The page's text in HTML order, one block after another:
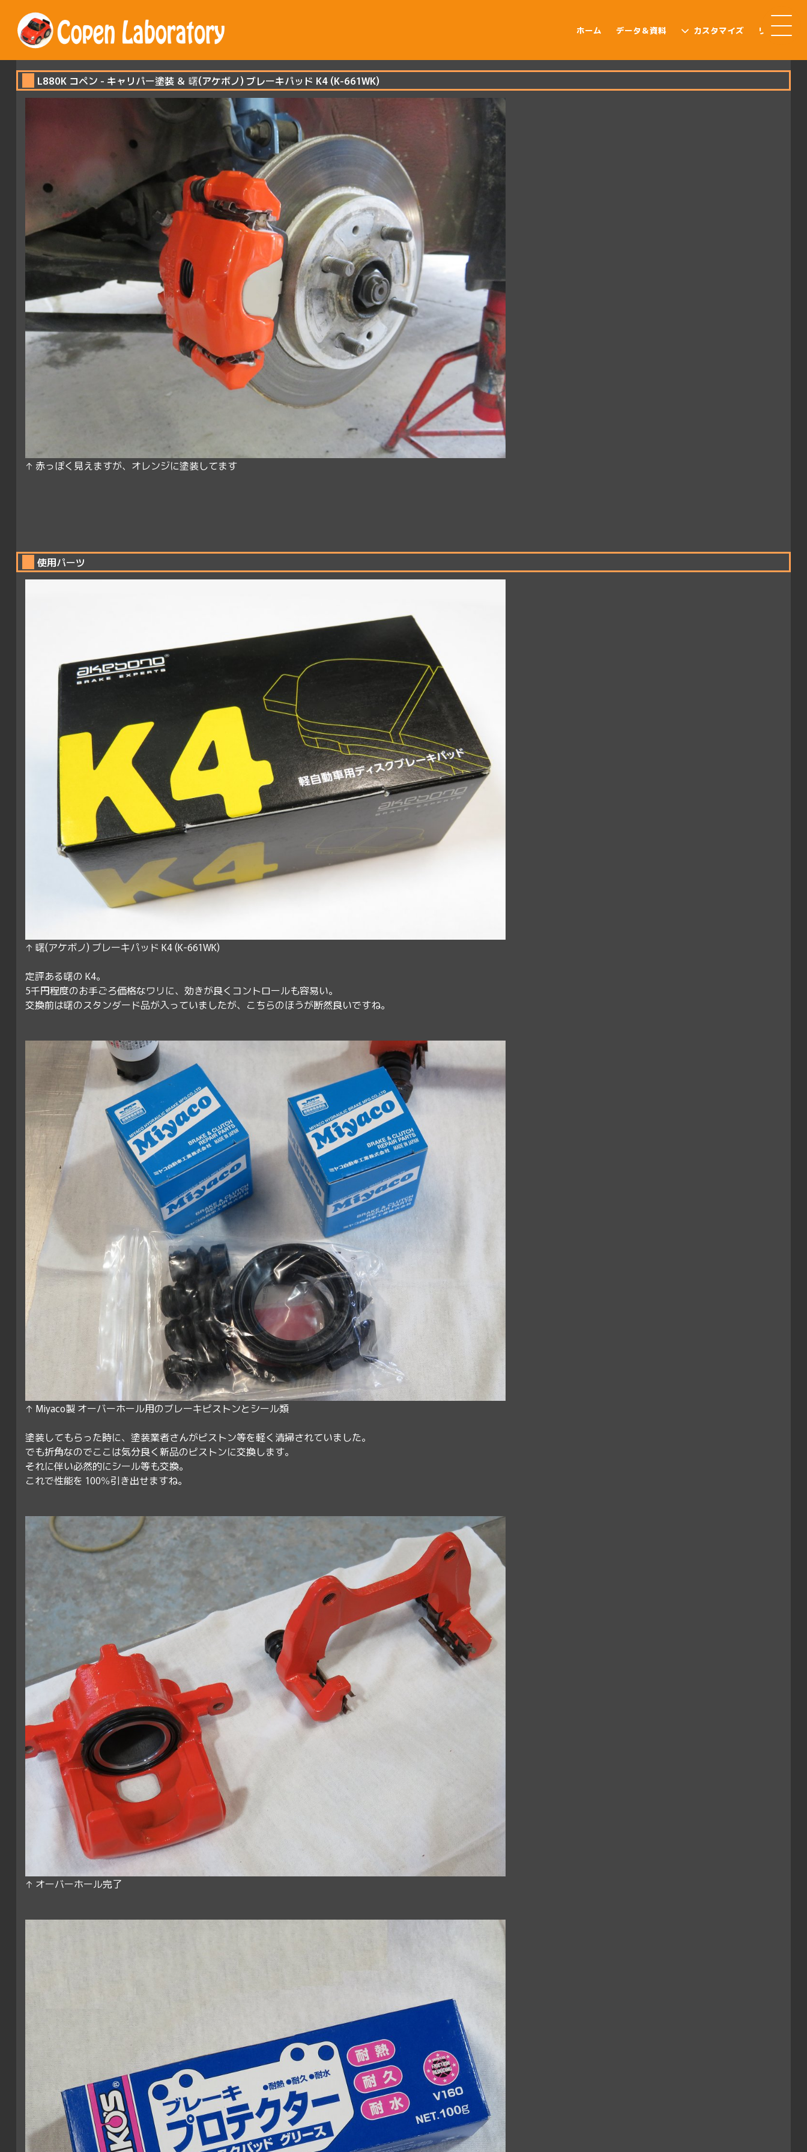
ホーム データ＆資料 カスタマイズ リンク
L880K コペン - キャリパー塗装 ＆ 曙(アケボノ) ブレーキパッド K4 (K-661WK)
↑ 赤っぽく見えますが、オレンジに塗装してます
使用パーツ
↑ 曙(アケボノ) ブレーキパッド K4 (K-661WK)
定評ある曙の K4。
5千円程度のお手ごろ価格なワリに、効きが良くコントロールも容易い。
交換前は曙のスタンダード品が入っていましたが、こちらのほうが断然良いですね。
↑ Miyaco製 オーバーホール用のブレーキピストンとシール類
塗装してもらった時に、塗装業者さんがピストン等を軽く清掃されていました。
でも折角なのでここは気分良く新品のピストンに交換します。
それに伴い必然的にシール等も交換。
これで性能を 100％引き出せますね。
↑ オーバーホール完了